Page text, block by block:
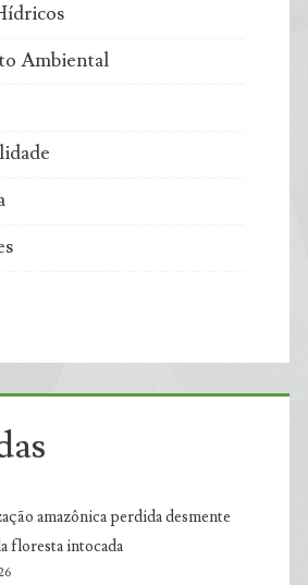
Ambiental
amazônica perdida desmente
floresta intocada